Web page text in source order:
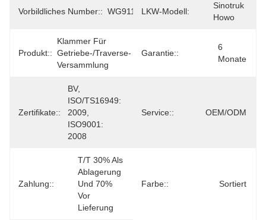
Vorbildliches Number:: WG9112590100
LKW-Modell:
Sinotruk
Howo
Produkt::
Klammer Für
Getriebe-/Traverse-
Versammlung
Garantie::
6
Monate
Zertifikate::
BV,
ISO/TS16949:
2009,
ISO9001:
2008
Service:: OEM/ODM
Zahlung::
T/T 30% Als
Ablagerung
Und 70%
Vor
Lieferung
Farbe:: Sortiert